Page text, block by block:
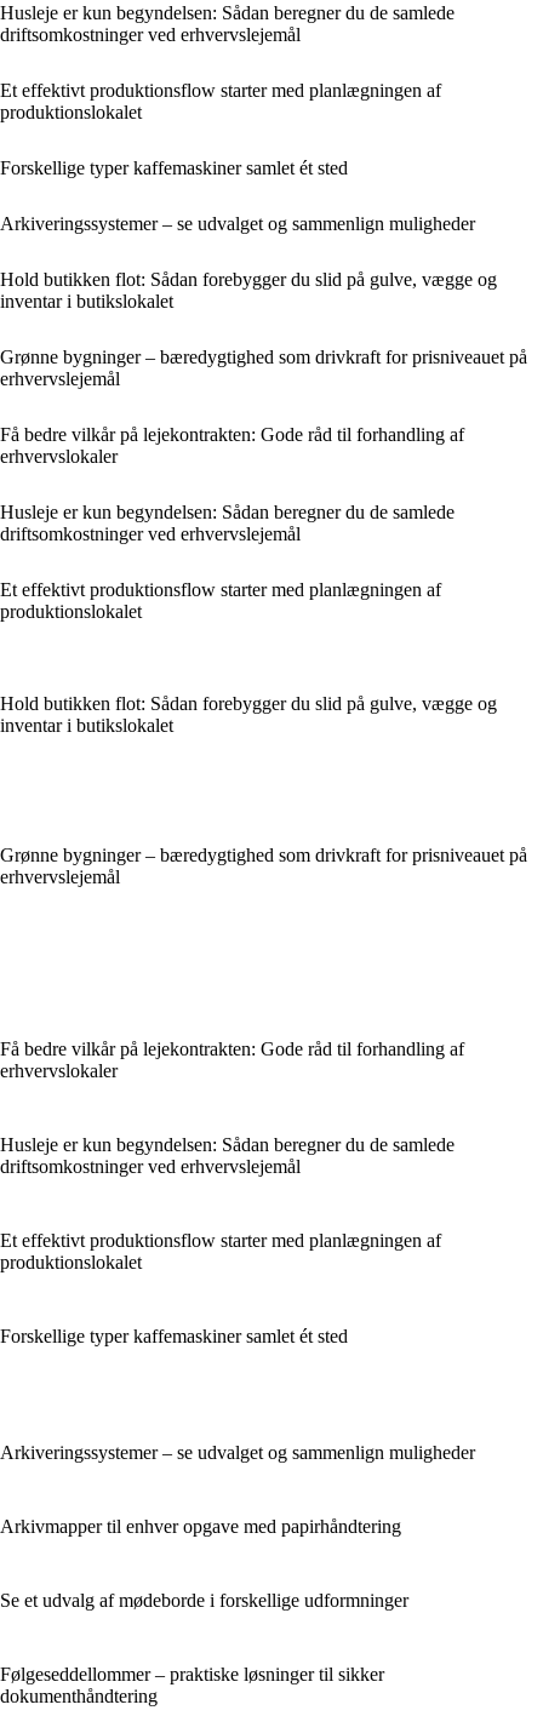
Husleje er kun begyndelsen: Sådan beregner du de samlede
driftsomkostninger ved erhvervslejemål
Et effektivt produktionsflow starter med planlægningen af
produktionslokalet
Forskellige typer kaffemaskiner samlet ét sted
Arkiveringssystemer – se udvalget og sammenlign muligheder
Hold butikken flot: Sådan forebygger du slid på gulve, vægge og
inventar i butikslokalet
Grønne bygninger – bæredygtighed som drivkraft for prisniveauet på
erhvervslejemål
Få bedre vilkår på lejekontrakten: Gode råd til forhandling af
erhvervslokaler
Husleje er kun begyndelsen: Sådan beregner du de samlede
driftsomkostninger ved erhvervslejemål
Et effektivt produktionsflow starter med planlægningen af
produktionslokalet
Hold butikken flot: Sådan forebygger du slid på gulve, vægge og
inventar i butikslokalet
Grønne bygninger – bæredygtighed som drivkraft for prisniveauet på
erhvervslejemål
Få bedre vilkår på lejekontrakten: Gode råd til forhandling af
erhvervslokaler
Husleje er kun begyndelsen: Sådan beregner du de samlede
driftsomkostninger ved erhvervslejemål
Et effektivt produktionsflow starter med planlægningen af
produktionslokalet
Forskellige typer kaffemaskiner samlet ét sted
Arkiveringssystemer – se udvalget og sammenlign muligheder
Arkivmapper til enhver opgave med papirhåndtering
Se et udvalg af mødeborde i forskellige udformninger
Følgeseddellommer – praktiske løsninger til sikker
dokumenthåndtering